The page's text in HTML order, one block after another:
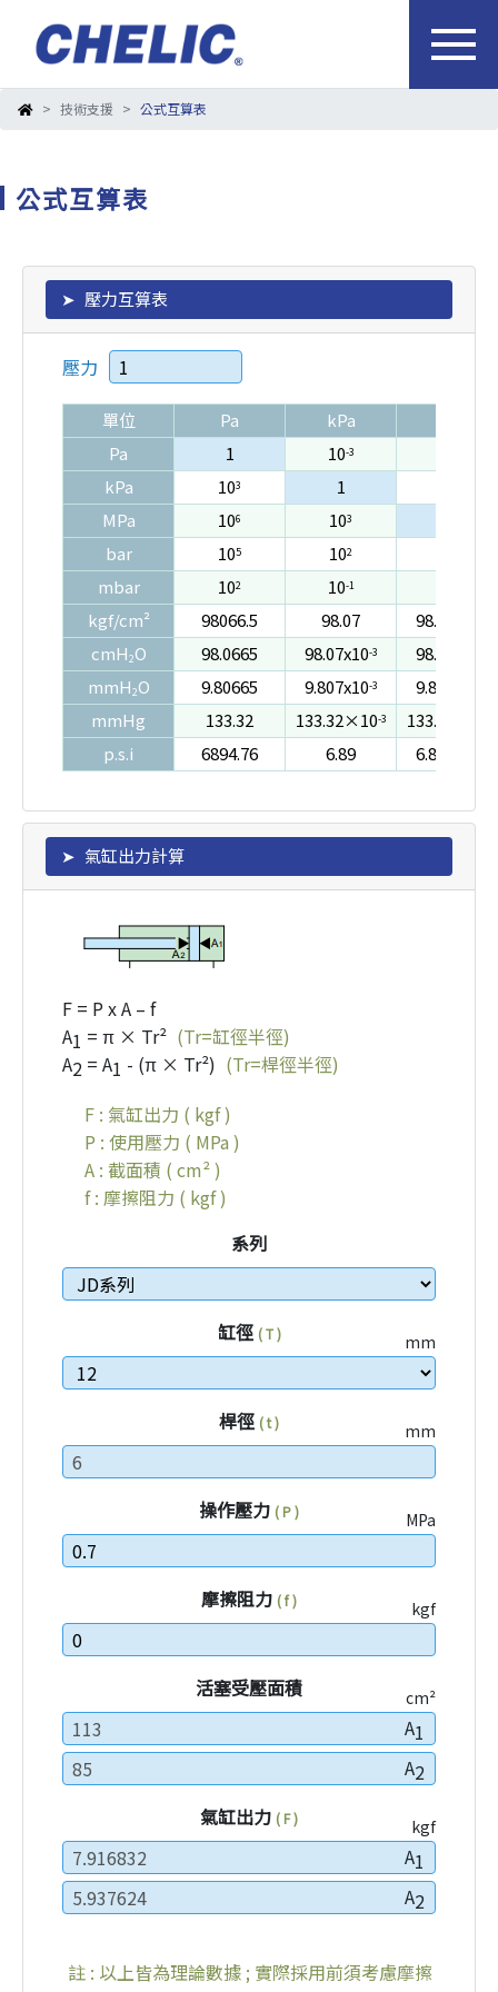
技術支援 公式互算表
公式互算表
壓力互算表
壓力
單位 Pa kPa
Pa
1 10-3
kPa 103 1
MPa 106 103
bar
105 102
mbar 102 10-1
kgf/cm² 98066.5 98.07 98.07x10
cmH2O 98.0665 98.07x10-3 98.07x10
mmH2O 9.80665 9.807x10-3 9.807x10
mmHg 133.32 133.32×10-3 133.32×10
p.s.i 6894.76 6.89 6.89×10
氣缸出力計算
F = P x A – f
A1 = π × Tr² (Tr=缸徑半徑)
A2 = A1 - (π × Tr²) (Tr=桿徑半徑)
F : 氣缸出力 ( kgf )
P : 使用壓力 ( MPa )
A : 截面積 ( cm² )
f : 摩擦阻力 ( kgf )
系列
缸徑 ( T ) mm
桿徑 ( t ) mm
操作壓力 ( P ) MPa
摩擦阻力 ( f ) kgf
活塞受壓面積
A1
cm²
A2
氣缸出力 ( F )
A1
kgf
A2
註 : 以上皆為理論數據 ; 實際採用前須考慮摩擦